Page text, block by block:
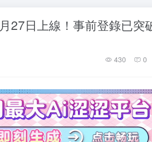
27日上線！事前登錄已突
430 0